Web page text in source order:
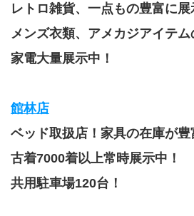
レトロ雑貨、一点もの豊富に展
メンズ衣類、アメカジアイテム
家電大量展示中！
館林店
ベッド取扱店！家具の在庫が豊
古着7000着以上常時展示中！
共用駐車場120台！